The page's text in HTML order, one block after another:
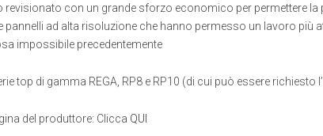
revisionato con un grande sforzo economico per permettere
ad alta risoluzione che hanno permesso un lavoro più
impossibile precedentemente
top di gamma REGA, RP8 e RP10 (di cui può essere richiesto
del produttore: Clicca QUI